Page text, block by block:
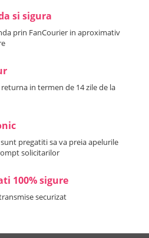
si sigura
prin FanCourier in aproximativ
in termen de 14 zile de la
pregatiti sa va preia apelurile
solicitarilor
100% sigure
securizat